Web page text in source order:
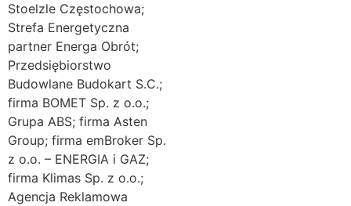
Stoelzle Częstochowa;
Strefa Energetyczna
partner Energa Obrót;
Przedsiębiorstwo
Budowlane Budokart S.C.;
firma BOMET Sp. z o.o.;
Grupa ABS; firma Asten
Group; firma emBroker Sp.
z o.o. – ENERGIA i GAZ;
firma Klimas Sp. z o.o.;
Agencja Reklamowa